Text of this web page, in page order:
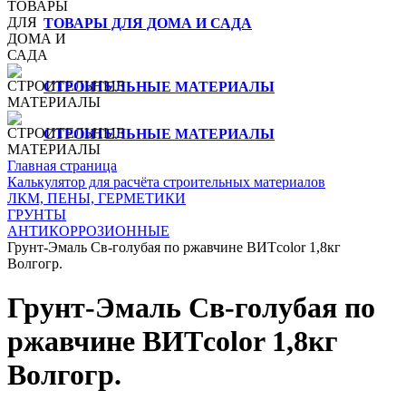
ТОВАРЫ ДЛЯ ДОМА И САДА
СТРОИТЕЛЬНЫЕ МАТЕРИАЛЫ
СТРОИТЕЛЬНЫЕ МАТЕРИАЛЫ
Главная страница
Калькулятор для расчёта строительных материалов
ЛКМ, ПЕНЫ, ГЕРМЕТИКИ
ГРУНТЫ
АНТИКОРРОЗИОННЫЕ
Грунт-Эмаль Св-голубая по ржавчине ВИТcolor 1,8кг
Волгогр.
Грунт-Эмаль Св-голубая по
ржавчине ВИТcolor 1,8кг
Волгогр.